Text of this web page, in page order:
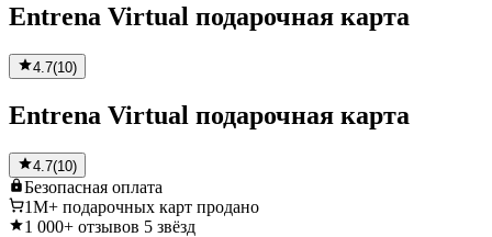
Entrena Virtual подарочная карта
4.7(10)
Entrena Virtual подарочная карта
4.7(10)
Безопасная оплата
1M+ подарочных карт продано
1 000+ отзывов 5 звёзд